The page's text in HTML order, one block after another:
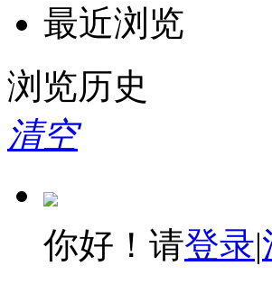
联想（
富士通
明基
最近浏览
浏览历史
清空
你好！请登录|